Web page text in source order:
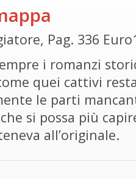
Pag. 336
i romanzi
quei cattivi
le parti
si possa più
all’originale.